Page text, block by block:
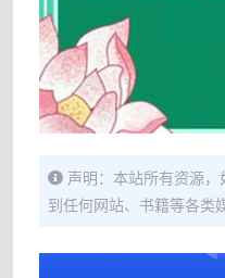
声明：本站所有资源
到任何网站、书籍等各类